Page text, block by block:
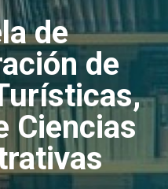
de
de
,
Ciencias